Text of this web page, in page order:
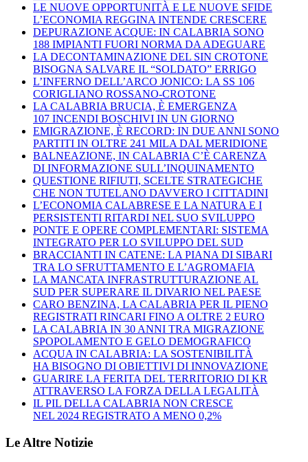
LE NUOVE OPPORTUNITÀ E LE NUOVE SFIDE
L’ECONOMIA REGGINA INTENDE CRESCERE
DEPURAZIONE ACQUE: IN CALABRIA SONO
188 IMPIANTI FUORI NORMA DA ADEGUARE
LA DECONTAMINAZIONE DEL SIN CROTONE
BISOGNA SALVARE IL “SOLDATO” ERRIGO
L’INFERNO DELL’ARCO JONICO: LA SS 106
CORIGLIANO ROSSANO-CROTONE
LA CALABRIA BRUCIA, È EMERGENZA
107 INCENDI BOSCHIVI IN UN GIORNO
EMIGRAZIONE, È RECORD: IN DUE ANNI SONO
PARTITI IN OLTRE 241 MILA DAL MERIDIONE
BALNEAZIONE, IN CALABRIA C’È CARENZA
DI INFORMAZIONE SULL’INQUINAMENTO
QUESTIONE RIFIUTI, SCELTE STRATEGICHE
CHE NON TUTELANO DAVVERO I CITTADINI
L’ECONOMIA CALABRESE E LA NATURA E I
PERSISTENTI RITARDI NEL SUO SVILUPPO
PONTE E OPERE COMPLEMENTARI: SISTEMA
INTEGRATO PER LO SVILUPPO DEL SUD
BRACCIANTI IN CATENE: LA PIANA DI SIBARI
TRA LO SFRUTTAMENTO E L’AGROMAFIA
LA MANCATA INFRASTRUTTURAZIONE AL
SUD PER SUPERARE IL DIVARIO NEL PAESE
CARO BENZINA, LA CALABRIA PER IL PIENO
REGISTRATI RINCARI FINO A OLTRE 2 EURO
LA CALABRIA IN 30 ANNI TRA MIGRAZIONE
SPOPOLAMENTO E GELO DEMOGRAFICO
ACQUA IN CALABRIA: LA SOSTENIBILITÀ
HA BISOGNO DI OBIETTIVI DI INNOVAZIONE
GUARIRE LA FERITA DEL TERRITORIO DI KR
ATTRAVERSO LA FORZA DELLA LEGALITÀ
IL PIL DELLA CALABRIA NON CRESCE
NEL 2024 REGISTRATO A MENO 0,2%
Le Altre Notizie